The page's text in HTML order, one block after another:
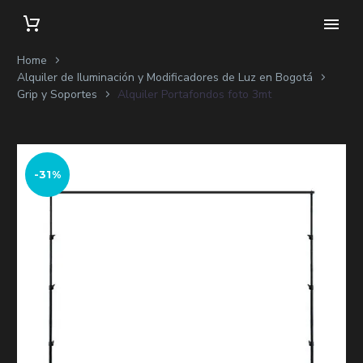
Home
Alquiler de Iluminación y Modificadores de Luz en Bogotá
Grip y Soportes
Alquiler Portafondos foto 3mt
-31%